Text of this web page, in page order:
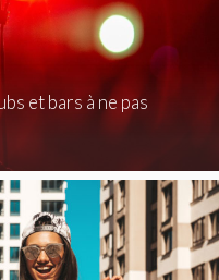
et bars à ne pas